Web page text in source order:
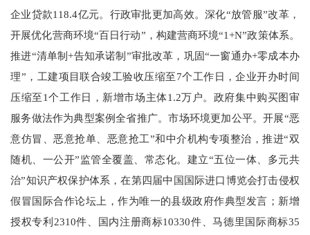
企业贷款118.4亿元。行政审批更加高效。深化“放管服”改革，
开展优化营商环境“百日行动”，构建营商环境“1+N”政策体系。
推进“清单制+告知承诺制”审批改革，巩固“一窗通办+零成本办
理”，工建项目联合竣工验收压缩至7个工作日，企业开办时间
压缩至1个工作日，新增市场主体1.2万户。政府集中购买图审
服务做法作为典型案例全省推广。市场环境更加公平。开展“恶
意仿冒、恶意抢单、恶意抢工”和中介机构专项整治，推进“双
随机、一公开”监管全覆盖、常态化。建立“五位一体、多元共
治”知识产权保护体系，在第四届中国国际进口博览会打击侵权
假冒国际合作论坛上，作为唯一的县级政府作典型发言；新增
授权专利2310件、国内注册商标10330件、马德里国际商标35